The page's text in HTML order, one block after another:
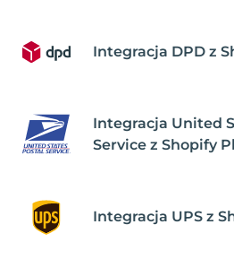
Integracja DPD z
Integracja United
Service z Shopify
Integracja UPS z